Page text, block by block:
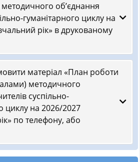
об’єднання
гуманітарного циклу на
рік» в друкованому
матеріал «План роботи
методичного
суспільно-
циклу на 2026/2027
по телефону, або